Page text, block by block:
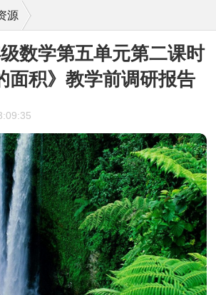
源
数学第五单元第二课时
面积》教学前调研报告